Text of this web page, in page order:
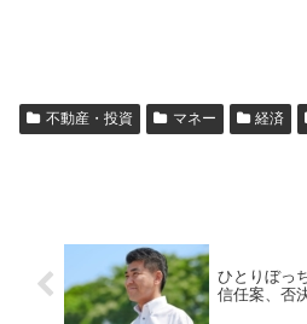
不動産・投資 マネー 経済
ひとりぼっ
信任案、否